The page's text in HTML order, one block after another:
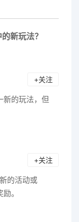
新玩法？
+关注
新的玩法，但
+关注
的活动或
。